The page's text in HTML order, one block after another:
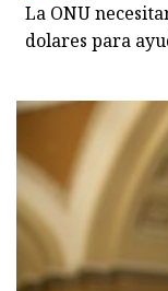
La ONU
dolares para